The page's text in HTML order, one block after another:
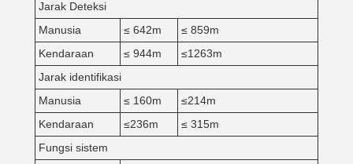
Jarak Deteksi
Manusia
≤ 642m
≤ 859m
Kendaraan
≤ 944m
≤1263m
Jarak identifikasi
Manusia
≤ 160m
≤214m
Kendaraan
≤236m
≤ 315m
Fungsi sistem